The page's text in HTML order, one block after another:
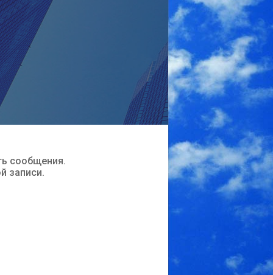
сообщения.
записи.